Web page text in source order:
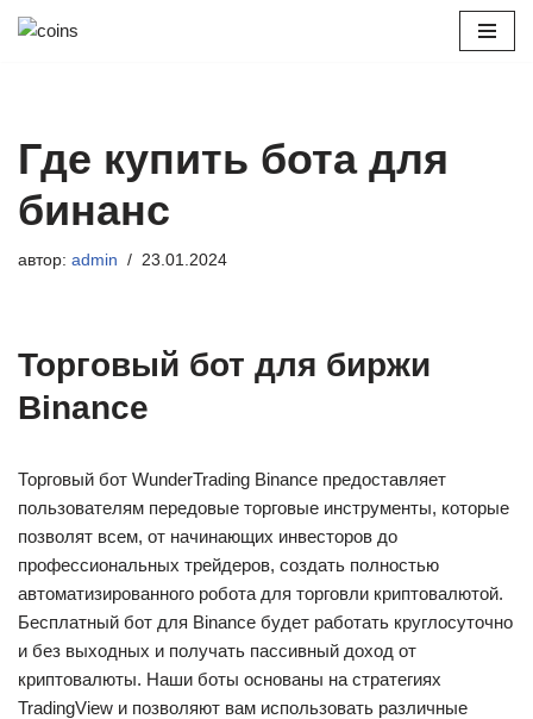
Где купить бота для
бинанс
автор: admin 23.01.2024
Торговый бот для биржи
Binance
Торговый бот WunderTrading Binance предоставляет
пользователям передовые торговые инструменты, которые
позволят всем, от начинающих инвесторов до
профессиональных трейдеров, создать полностью
автоматизированного робота для торговли криптовалютой.
Бесплатный бот для Binance будет работать круглосуточно
и без выходных и получать пассивный доход от
криптовалюты. Наши боты основаны на стратегиях
TradingView и позволяют вам использовать различные